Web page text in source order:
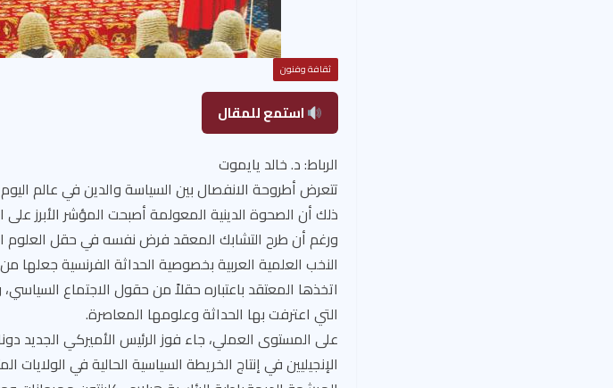
ثقافة وفنون
استمع للمقال
الرباط: د. خالد يايموت
تتعرض أطروحة الانفصال بين السياسة والدين في عالم
ذلك أن الصحوة الدينية المعولمة أصبحت المؤشر الأبرز
ورغم أن طرح التشابك المعقد فرض نفسه في حقل العلوم
النخب العلمية العربية بخصوصية الحداثة الفرنسية جعلها
اتخذها المعتقد باعتباره حقلاً من حقول الاجتماع
التي اعترفت بها الحداثة وعلومها المعاصرة.
على المستوى العملي، جاء فوز الرئيس الأميركي الجديد
الإنجيليين في إنتاج الخريطة السياسية الحالية في